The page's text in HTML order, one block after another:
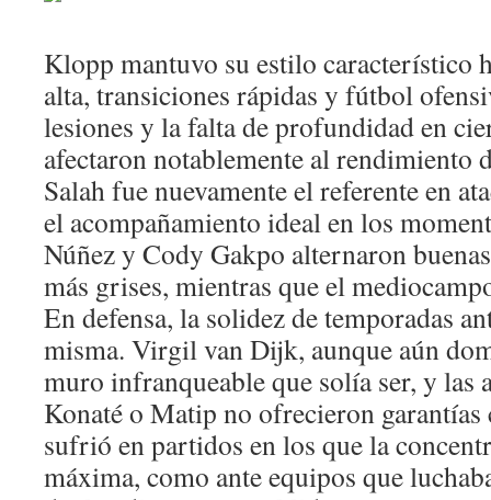
Klopp mantuvo su estilo característico
alta, transiciones rápidas y fútbol
lesiones y la falta de profundidad en
afectaron notablemente al rendimiento
Salah fue nuevamente el referente en
el acompañamiento ideal en los
Núñez y Cody Gakpo alternaron
más grises, mientras que el
En defensa, la solidez de temporadas
misma. Virgil van Dijk, aunque aún
muro infranqueable que solía ser, y las
Konaté o Matip no ofrecieron garantías
sufrió en partidos en los que la
máxima, como ante equipos que